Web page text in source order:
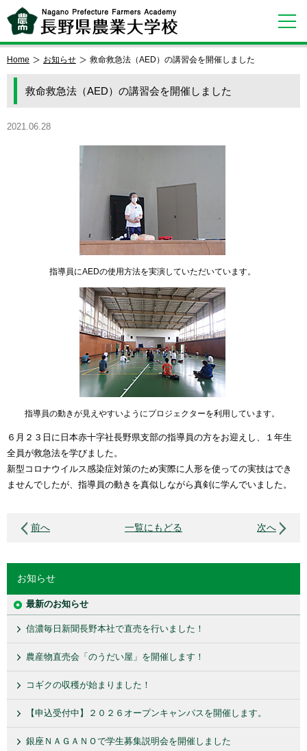
Home お知らせ 救命救急法（AED）の講習会を開催しました
救命救急法（AED）の講習会を開催しました
2021.06.28
指導員にAEDの使用方法を実演していただいています。
指導員の動きが見えやすいようにプロジェクターを利用しています。
６月２３日に日本赤十字社長野県支部の指導員の方をお迎えし、１年生
全員が救急法を学びました。
新型コロナウイルス感染症対策のため実際に人形を使っての実技はでき
ませんでしたが、指導員の動きを真似しながら真剣に学んでいました。
前へ 一覧にもどる 次へ
お知らせ
最新のお知らせ
信濃毎日新聞長野本社で直売を行いました！
農産物直売会「のうだい屋」を開催します！
コギクの収穫が始まりました！
【申込受付中】２０２６オープンキャンパスを開催します。
銀座ＮＡＧＡＮＯで学生募集説明会を開催しました